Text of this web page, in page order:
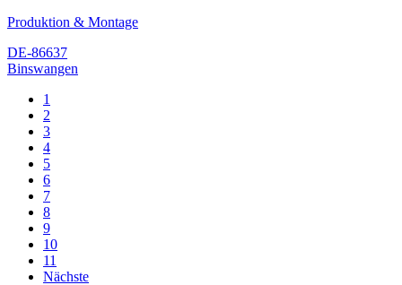
Produktion & Montage
DE-86637
Binswangen
1
2
3
4
5
6
7
8
9
10
11
Nächste